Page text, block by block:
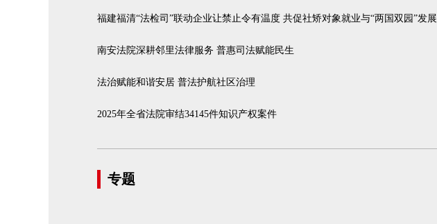
福建福清“法检司”联动企业让禁止令有温度 共促社矫对象就业与“两国双园”发展
南安法院深耕邻里法律服务 普惠司法赋能民生
法治赋能和谐安居 普法护航社区治理
2025年全省法院审结34145件知识产权案件
专题